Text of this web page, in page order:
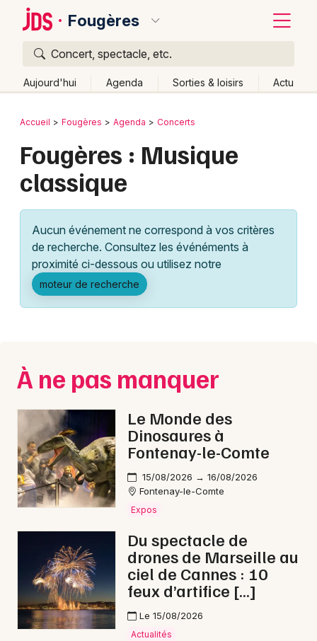
Fougères
Concert, spectacle, etc.
Aujourd'hui Agenda Sorties & loisirs Actu
Publier un événement
Grands événements
Activité & Expérience
Manifestations
Foires & salons
Concerts
Sports
Soirées
Sorties famille
Sorties & loisirs
Musique classique en Ille-et-Vilaine
Musique classique en Bretagne
Bordeaux
Colmar
Lille
Lyon
Marseille
Mulhouse
Nice
Paris
Strasbourg
Toulouse
Toutes les villes
Retour
Accueil Fougères Agenda Concerts
Fougères : Musique
classique
Aucun événement ne correspond à vos critères
de recherche. Consultez les événéments à
proximité ci-dessous ou utilisez notre
moteur de recherche
À ne pas manquer
Le Monde des
Dinosaures à
Fontenay-le-Comte
15/08/2026 → 16/08/2026
Fontenay-le-Comte
Expos
Du spectacle de
drones de Marseille au
ciel de Cannes : 10
feux d’artifice […]
Le 15/08/2026
Actualités
Quoi ?
Où ?
Partout
Près de moi Changer de lieu
Quand ?
Aujourd'hui
Demain Ce week-end Autre